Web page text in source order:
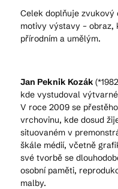
Celek doplňuje
motivy výstavy – obraz,
přírodním a umělým.
Jan Peknik Kozák
kde vystudoval
V roce 2009 se
vrchovinu, kde dosud
situovaném v
škále médií, včetně
své tvorbě se
osobní paměti,
malby.